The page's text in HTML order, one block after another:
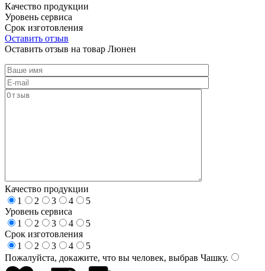
Качество продукции
Уровень сервиса
Срок изготовления
Оставить отзыв
Оставить отзыв на товар Люнен
Качество продукции
1
2 3 4
5
Уровень сервиса
1
2 3 4
5
Срок изготовления
1
2 3 4
5
Пожалуйста, докажите, что вы человек, выбрав Чашку.